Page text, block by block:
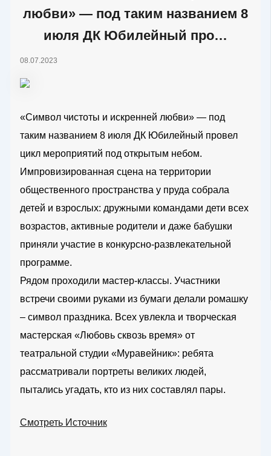
любви» — под таким названием 8
июля ДК Юбилейный про…
08.07.2023
«Символ чистоты и искренней любви» — под
таким названием 8 июля ДК Юбилейный провел
цикл мероприятий под открытым небом.
Импровизированная сцена на территории
общественного пространства у пруда собрала
детей и взрослых: дружными командами дети всех
возрастов, активные родители и даже бабушки
приняли участие в конкурсно-развлекательной
программе.
Рядом проходили мастер-классы. Участники
встречи своими руками из бумаги делали ромашку
– символ праздника. Всех увлекла и творческая
мастерская «Любовь сквозь время» от
театральной студии «Муравейник»: ребята
рассматривали портреты великих людей,
пытались угадать, кто из них составлял пары.
Смотреть Источник